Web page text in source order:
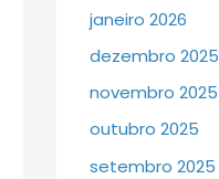
janeiro 2026
dezembro 2025
novembro 2025
outubro 2025
setembro 2025